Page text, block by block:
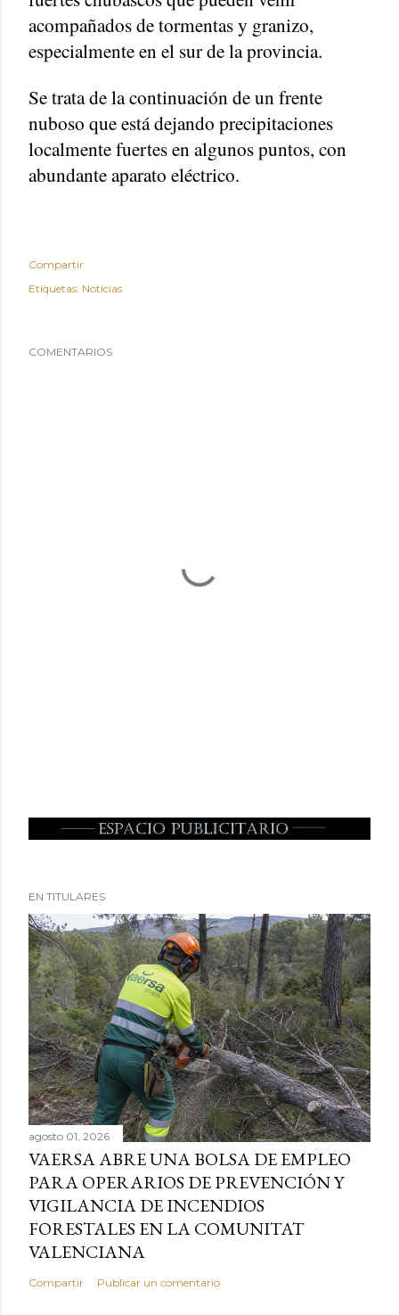
acompañados de tormentas y granizo,
especialmente en el sur de la provincia.
Se trata de la continuación de un frente
nuboso que está dejando precipitaciones
localmente fuertes en algunos puntos, con
abundante aparato eléctrico.
Compartir
Etiquetas: Noticias
COMENTARIOS
EN TITULARES
agosto 01, 2026
VAERSA ABRE UNA BOLSA DE EMPLEO
PARA OPERARIOS DE PREVENCIÓN Y
VIGILANCIA DE INCENDIOS
FORESTALES EN LA COMUNITAT
VALENCIANA
Compartir Publicar un comentario